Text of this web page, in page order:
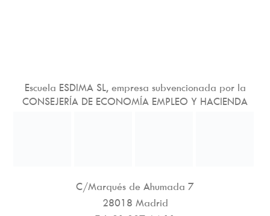
Escuela ESDIMA SL, empresa subvencionada por la
CONSEJERÍA DE ECONOMÍA EMPLEO Y HACIENDA
C/Marqués de Ahumada 7
28018 Madrid